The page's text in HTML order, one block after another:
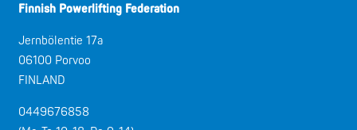
Finnish Powerlifting Federation
Jernbölentie 17a
06100 Porvoo
FINLAND
0449676858